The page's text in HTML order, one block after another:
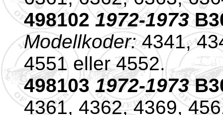
4981021972-1973
Modellkoder:4341,
4551 eller 4552.
4981031972-1973
4361, 4362, 4369,